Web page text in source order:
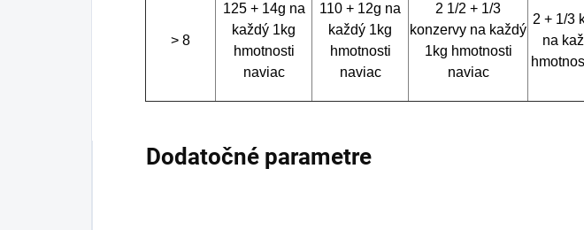
> 8
125 + 14g na
každý 1kg
hmotnosti
naviac
110 + 12g na
každý 1kg
hmotnosti
naviac
2 1/2 + 1/3
konzervy na každý
1kg hmotnosti
naviac
2 + 1/3
na
Dodatočné parametre